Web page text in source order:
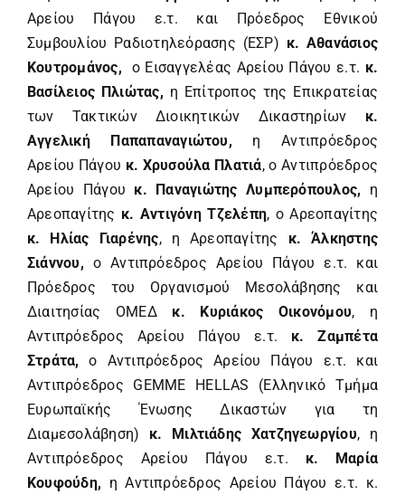
Αρείου Πάγου ε.τ. και Πρόεδρος Εθνικού
Συμβουλίου Ραδιοτηλεόρασης (ΕΣΡ) κ. Αθανάσιος
Κουτρομάνος, ο Εισαγγελέας Αρείου Πάγου ε.τ. κ.
Βασίλειος Πλιώτας, η Επίτροπος της Επικρατείας
των Τακτικών Διοικητικών Δικαστηρίων κ.
Αγγελική Παπαπαναγιώτου, η Αντιπρόεδρος
Αρείου Πάγου κ. Χρυσούλα Πλατιά, ο Αντιπρόεδρος
Αρείου Πάγου κ. Παναγιώτης Λυμπερόπουλος, η
Αρεοπαγίτης κ. Αντιγόνη Τζελέπη, ο Αρεοπαγίτης
κ. Ηλίας Γιαρένης, η Αρεοπαγίτης κ. Άλκηστης
Σιάννου, ο Αντιπρόεδρος Αρείου Πάγου ε.τ. και
Πρόεδρος του Οργανισμού Μεσολάβησης και
Διαιτησίας ΟΜΕΔ κ. Κυριάκος Οικονόμου, η
Αντιπρόεδρος Αρείου Πάγου ε.τ. κ. Ζαμπέτα
Στράτα, ο Αντιπρόεδρος Αρείου Πάγου ε.τ. και
Αντιπρόεδρος GEMME HELLAS (Ελληνικό Τμήμα
Ευρωπαϊκής Ένωσης Δικαστών για τη
Διαμεσολάβηση) κ. Μιλτιάδης Χατζηγεωργίου, η
Αντιπρόεδρος Αρείου Πάγου ε.τ. κ. Μαρία
Κουφούδη, η Αντιπρόεδρος Αρείου Πάγου ε.τ. κ.